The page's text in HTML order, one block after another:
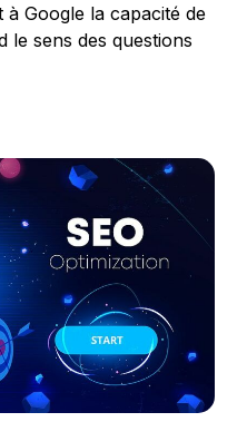
Google la capacité de
sens des questions